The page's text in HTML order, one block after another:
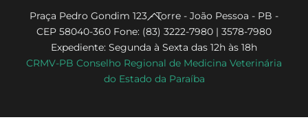
Back
To
Top
Praça Pedro Gondim 123 - Torre - João Pessoa - PB -
CEP 58040-360 Fone: (83) 3222-7980 | 3578-7980
Expediente: Segunda à Sexta das 12h às 18h
CRMV-PB Conselho Regional de Medicina Veterinária
do Estado da Paraíba